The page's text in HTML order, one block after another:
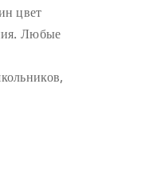
цвет
Любые